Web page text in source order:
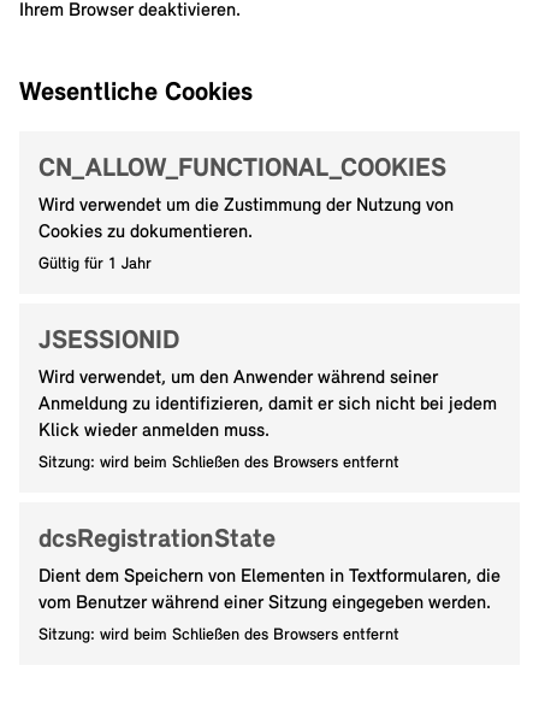
Ihrem Browser deaktivieren.
Wesentliche Cookies
CN_ALLOW_FUNCTIONAL_COOKIES
Wird verwendet um die Zustimmung der Nutzung von
Cookies zu dokumentieren.
Gültig für 1 Jahr
JSESSIONID
Wird verwendet, um den Anwender während seiner
Anmeldung zu identifizieren, damit er sich nicht bei jedem
Klick wieder anmelden muss.
Sitzung: wird beim Schließen des Browsers entfernt
dcsRegistrationState
Dient dem Speichern von Elementen in Textformularen, die
vom Benutzer während einer Sitzung eingegeben werden.
Sitzung: wird beim Schließen des Browsers entfernt